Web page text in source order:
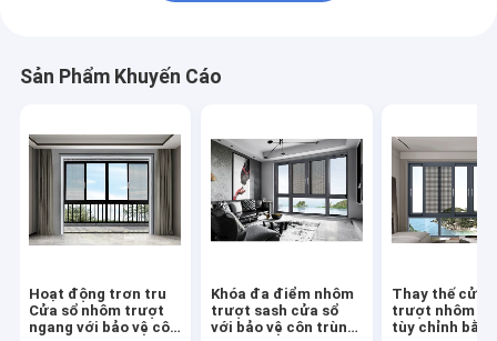
Sản Phẩm Khuyến Cáo
Hoạt động trơn tru
Cửa sổ nhôm trượt
ngang với bảo vệ côn
Khóa đa điểm nhôm
trượt sash cửa sổ
với bảo vệ côn trùng
Thay thế cửa
trượt nhôm
tùy chỉnh